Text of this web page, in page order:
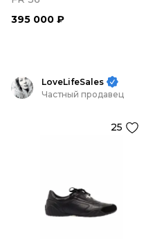
395 000 ₽
LoveLifeSales
Частный продавец
25